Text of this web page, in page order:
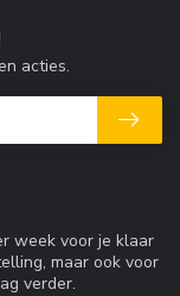
week voor je klaar
maar ook voor
verder.
acties.